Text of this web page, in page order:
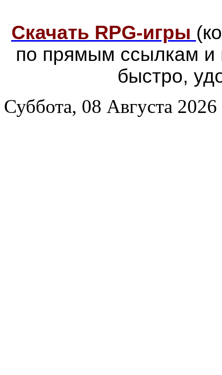
Скачать RPG-игры
по прямым ссылкам и
быстро,
Суббота, 08 Августа 2026